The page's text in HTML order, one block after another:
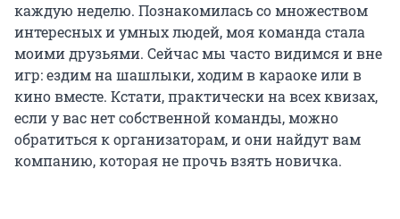
каждую неделю. Познакомилась со множеством
интересных и умных людей, моя команда стала
моими друзьями. Сейчас мы часто видимся и вне
игр: ездим на шашлыки, ходим в караоке или в
кино вместе. Кстати, практически на всех квизах,
если у вас нет собственной команды, можно
обратиться к организаторам, и они найдут вам
компанию, которая не прочь взять новичка.